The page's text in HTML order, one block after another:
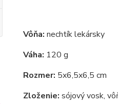
Vôňa: nechtík lekársky
Váha: 120 g
Rozmer: 5x6,5x6,5 cm
Zloženie: sójový vosk,